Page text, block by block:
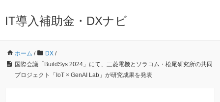
IT導入補助金・DXナビ
ホーム / DX /
国際会議「BuildSys 2024」にて、三菱電機とソラコム・松尾研究所の共同
プロジェクト「IoT × GenAI Lab」が研究成果を発表